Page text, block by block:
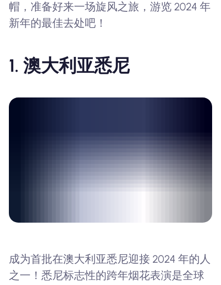
帽，准备好来一场旋风之旅，游览 2024 年
新年的最佳去处吧！
1. 澳大利亚悉尼
成为首批在澳大利亚悉尼迎接 2024 年的人
之一！悉尼标志性的跨年烟花表演是全球